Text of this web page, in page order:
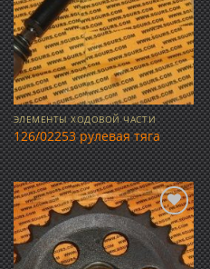
ЭЛЕМЕНТЫ ХОДОВОЙ ЧАСТИ
126/02253 рулевая тяга
Добавить
в список
желаний